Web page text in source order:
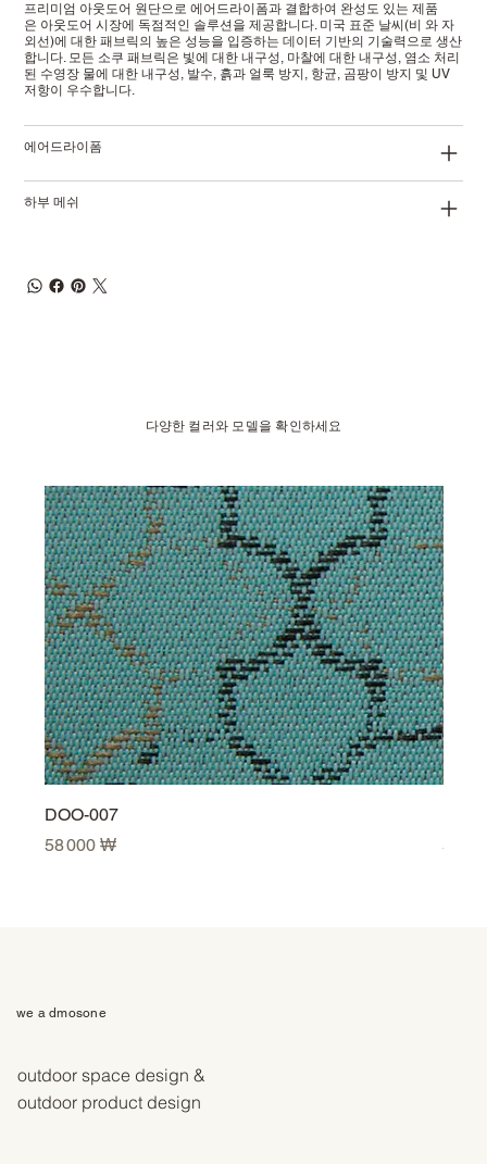
프리미엄 아웃도어 원단으로 에어드라이폼과 결합하여 완성도 있는 제품
은 아웃도어 시장에 독점적인 솔루션을 제공합니다. 미국 표준 날씨(비 와 자
외선)에 대한 패브릭의 높은 성능을 입증하는 데이터 기반의 기술력으로 생산
합니다. 모든 소쿠 패브릭은 빛에 대한 내구성, 마찰에 대한 내구성, 염소 처리
된 수영장 물에 대한 내구성, 발수, 흙과 얼룩 방지, 항균, 곰팡이 방지 및 UV
저항이 우수합니다.
에어드라이폼
하부 메쉬
다양한 컬러와 모델을 확인하세요
DOO-007
Prix
58 000 ₩
Prix
58
we a dmosone
outdoor space design &
outdoor product design